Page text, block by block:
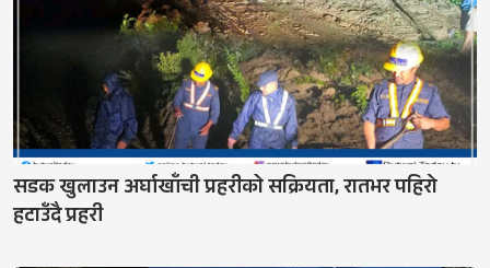
सडक खुलाउन अर्घाखाँची प्रहरीकाे सक्रियता, रातभर पहिरो
हटाउँदै प्रहरी